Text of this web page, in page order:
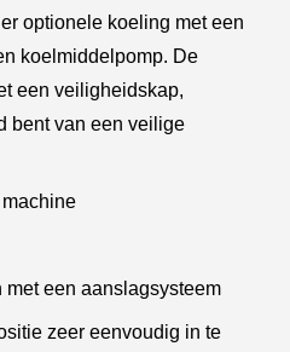
optionele koeling met een
koelmiddelpomp. De
een veiligheidskap,
bent van een veilige
een aanslagsysteem
zeer eenvoudig in te